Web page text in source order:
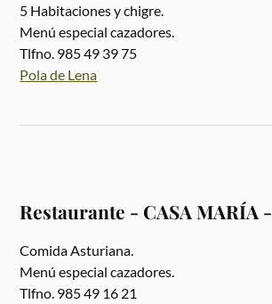
5 Habitaciones y chigre.
Menú especial cazadores.
Tlfno. 985 49 39 75
Pola de Lena
Restaurante - CASA MARÍA -
Comida Asturiana.
Menú especial cazadores.
Tlfno. 985 49 16 21